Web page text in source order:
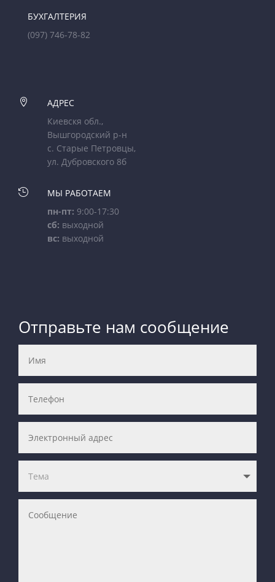
БУХГАЛТЕРИЯ
(097) 746-78-82

АДРЕС
Киевскя обл.,
Вышгородский р-н
с. Старые Петровцы,
ул. Дубровского 8б

МЫ РАБОТАЕМ
пн-пт: 9:00-17:30
сб: выходной
вс: выходной
Отправьте нам сообщение